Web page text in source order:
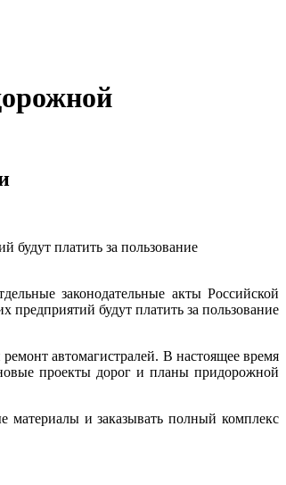
платить за пользование
законодательные акты Российской
будут платить за пользование
автомагистралей. В настоящее время
проекты дорог и планы придорожной
материалы и заказывать полный комплекс